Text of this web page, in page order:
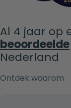
Al 4 jaar op
beoordeelde
Nederland
Ontdek waarom